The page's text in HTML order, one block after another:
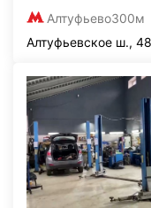
Алтуфьево300м
Алтуфьевское ш.,